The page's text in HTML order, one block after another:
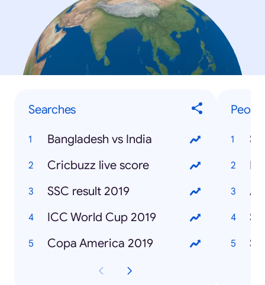
Searches
Bangladesh vs India
Cricbuzz live score
SSC result 2019
ICC World Cup 2019
Copa America 2019